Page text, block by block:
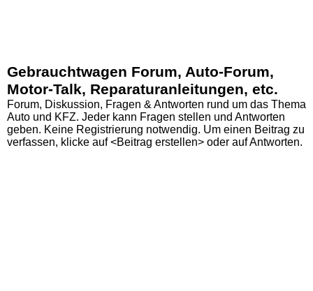
Gebrauchtwagen Forum, Auto-Forum,
Motor-Talk, Reparaturanleitungen, etc.
Forum, Diskussion, Fragen & Antworten rund um das Thema
Auto und KFZ. Jeder kann Fragen stellen und Antworten
geben. Keine Registrierung notwendig. Um einen Beitrag zu
verfassen, klicke auf <Beitrag erstellen> oder auf Antworten.